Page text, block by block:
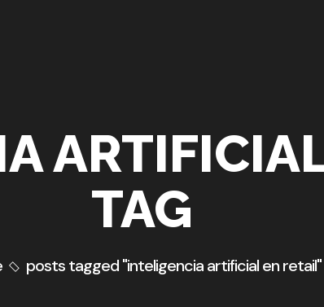
TAG
posts tagged "inteligencia artificial en retail"